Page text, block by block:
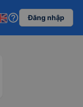
help_outline Đăng nhập